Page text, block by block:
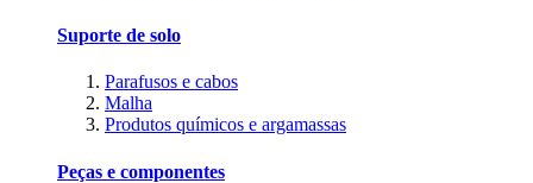
Suporte de solo
Parafusos e cabos
Malha
Produtos químicos e argamassas
Peças e componentes